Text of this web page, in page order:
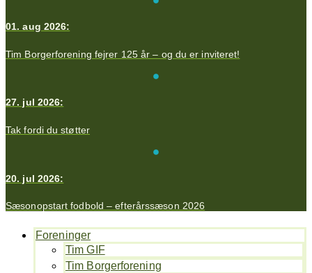
01. aug 2026:
Tim Borgerforening fejrer 125 år – og du er inviteret!
27. jul 2026:
Tak fordi du støtter
20. jul 2026:
Sæsonopstart fodbold – efterårssæson 2026
Foreninger
Tim GIF
Tim Borgerforening